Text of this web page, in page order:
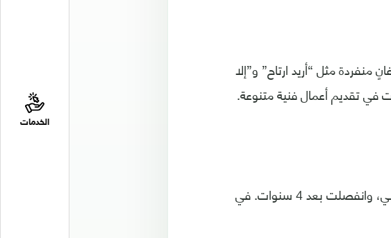
الخدمات
2017، حيث قدمت عدة أغانٍ منفردة مثل “أريد ارتاح” و”إلا
في تقديم أعمال فنية متنوعة.
تزوجت نسرين مرتين، الزواج الأول كان في 2008 من رجل أعمال عربي، وانفصلت بعد 4 سنوات. في